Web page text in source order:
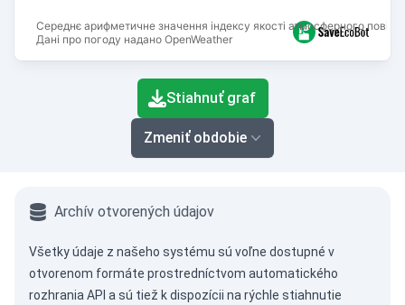
Середнє арифметичне значення індексу якості атмосферного
Дані про погоду надано OpenWeather
End of interactive chart.
Stiahnuť graf
Zmeniť obdobie
Archív otvorených údajov
Všetky údaje z našeho systému sú voľne dostupné v
otvorenom formáte prostredníctvom automatického
rozhrania API a sú tiež k dispozícii na rýchle stiahnutie